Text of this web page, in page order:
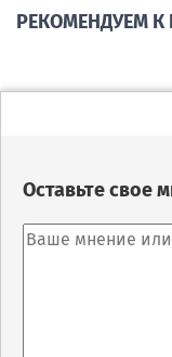
РЕКОМЕНДУЕМ
Оставьте свое